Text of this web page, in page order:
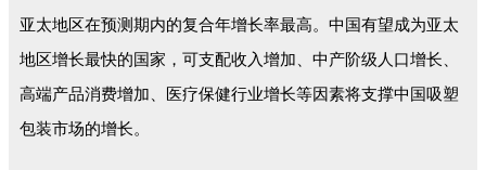
亚太地区在预测期内的复合年增长率最高。中国有望成为亚太
地区增长最快的国家，可支配收入增加、中产阶级人口增长、
高端产品消费增加、医疗保健行业增长等因素将支撑中国吸塑
包装市场的增长。